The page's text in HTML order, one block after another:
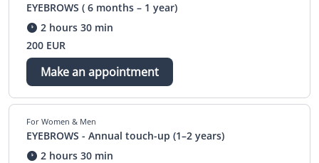
EYEBROWS ( 6 months – 1 year)
2 hours 30 min
200 EUR
Make an appointment
For Women & Men
EYEBROWS - Annual touch-up (1–2 years)
2 hours 30 min